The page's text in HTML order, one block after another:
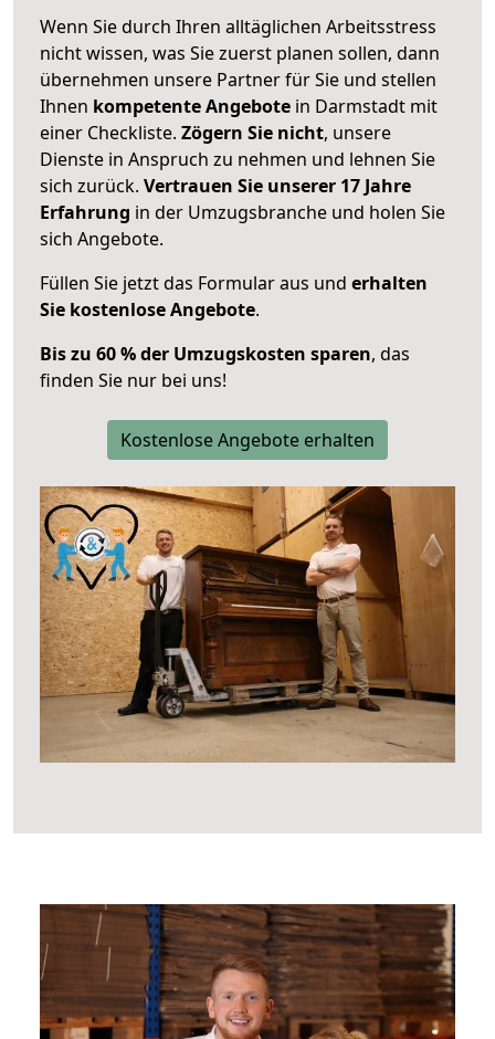
Wenn Sie durch Ihren alltäglichen Arbeitsstress
nicht wissen, was Sie zuerst planen sollen, dann
übernehmen unsere Partner für Sie und stellen
Ihnen kompetente Angebote in Darmstadt mit
einer Checkliste. Zögern Sie nicht, unsere
Dienste in Anspruch zu nehmen und lehnen Sie
sich zurück. Vertrauen Sie unserer 17 Jahre
Erfahrung in der Umzugsbranche und holen Sie
sich Angebote.
Füllen Sie jetzt das Formular aus und erhalten
Sie kostenlose Angebote.
Bis zu 60 % der Umzugskosten sparen, das
finden Sie nur bei uns!
Kostenlose Angebote erhalten